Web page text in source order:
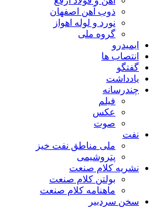
ذوب آهن اصفهان
نورد و لوله اهواز
گروه ملی
ایمیدرو
انتصاب ها
گفتگو
یادداشت
چندرسانه
فیلم
عکس
صوت
نفت
ملی مناطق نفت خیز
پتروشیمی
نشریه کلام صنعت
بولتن کلام صنعت
ماهنامه کلام صنعت
سخن سردبیر